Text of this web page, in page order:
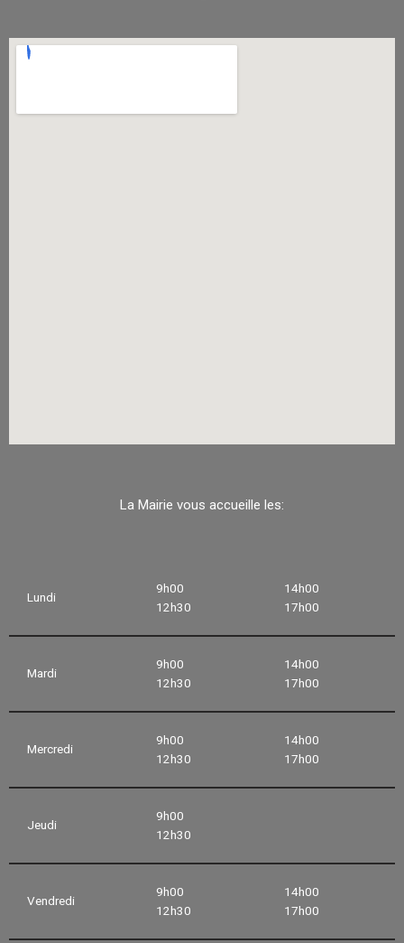
La Mairie vous accueille les:
Lundi
9h00
12h30
14h00
17h00
Mardi
9h00
12h30
14h00
17h00
Mercredi
9h00
12h30
14h00
17h00
Jeudi
9h00
12h30
Vendredi
9h00
12h30
14h00
17h00